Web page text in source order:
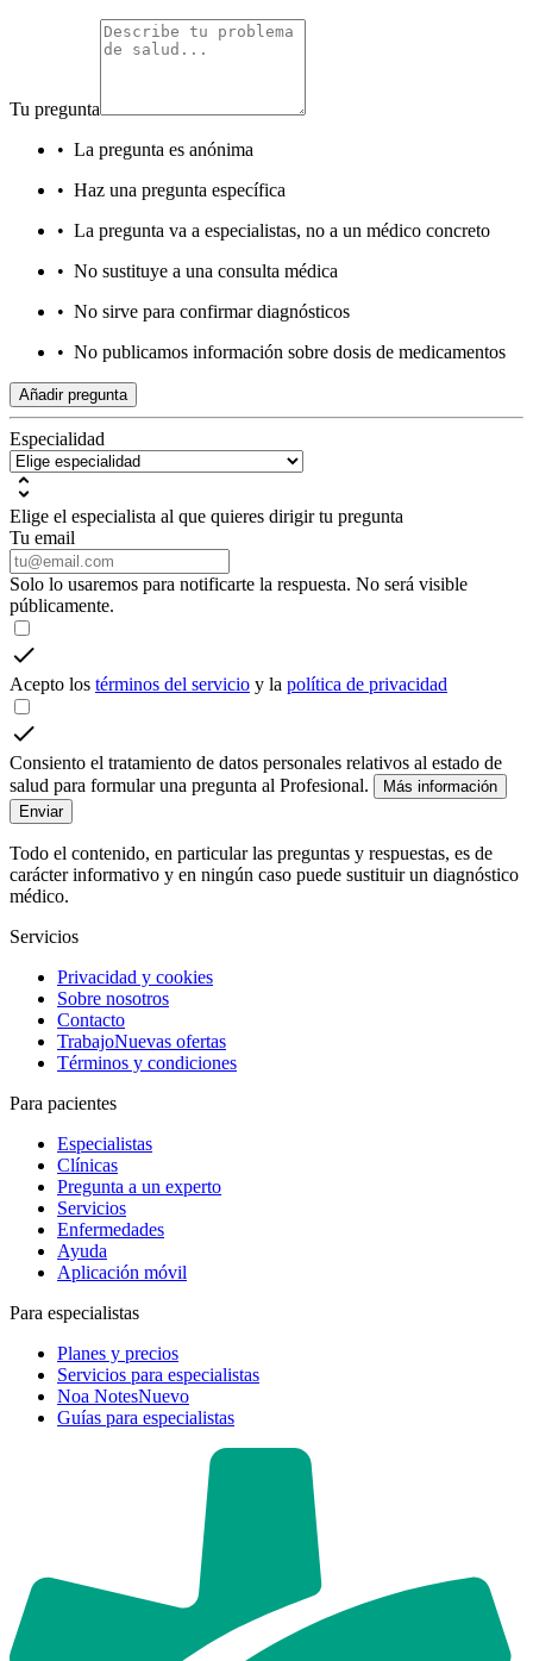
Tu pregunta
• La pregunta es anónima
• Haz una pregunta específica
• La pregunta va a especialistas, no a un médico concreto
• No sustituye a una consulta médica
• No sirve para confirmar diagnósticos
• No publicamos información sobre dosis de medicamentos
Añadir pregunta
Especialidad
Elige el especialista al que quieres dirigir tu pregunta
Tu email
Solo lo usaremos para notificarte la respuesta. No será visible
públicamente.
Acepto los términos del servicio y la política de privacidad
Consiento el tratamiento de datos personales relativos al estado de
salud para formular una pregunta al Profesional.
Más información
Enviar
Todo el contenido, en particular las preguntas y respuestas, es de
carácter informativo y en ningún caso puede sustituir un diagnóstico
médico.
Servicios
Privacidad y cookies
Sobre nosotros
Contacto
TrabajoNuevas ofertas
Términos y condiciones
Para pacientes
Especialistas
Clínicas
Pregunta a un experto
Servicios
Enfermedades
Ayuda
Aplicación móvil
Para especialistas
Planes y precios
Servicios para especialistas
Noa NotesNuevo
Guías para especialistas